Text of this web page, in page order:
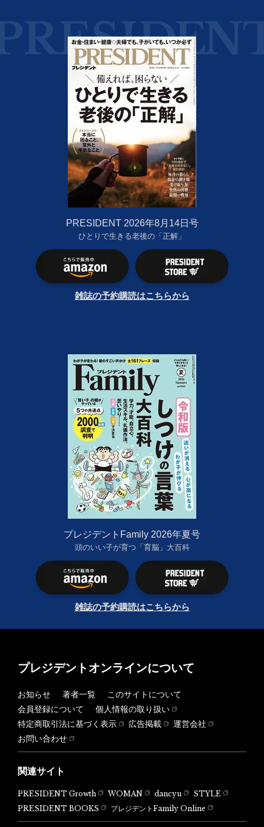
PRESIDENT 2026年8月14日号
ひとりで生きる老後の「正解」
雑誌の予約購読はこちらから
プレジデントFamily 2026年夏号
頭のいい子が育つ「育脳」大百科
雑誌の予約購読はこちらから
プレジデントオンラインについて
お知らせ 著者一覧
このサイトについて
会員登録について
個人情報の取り扱い
特定商取引法に基づく表示
広告掲載
運営会社
お問い合わせ
関連サイト
PRESIDENT Growth WOMAN dancyu
STYLE
PRESIDENT BOOKS
プレジデントFamily Online